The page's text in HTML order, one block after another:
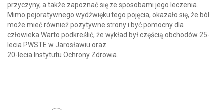
przyczyny, a także zapoznać się ze sposobami jego leczenia.
Mimo pejoratywnego wydźwięku tego pojęcia, okazało się, że ból
może mieć również pozytywne strony i być pomocny dla
człowieka.Warto podkreślić, że wykład był częścią obchodów 25-
lecia PWSTE w Jarosławiu oraz
20-lecia Instytutu Ochrony Zdrowia.